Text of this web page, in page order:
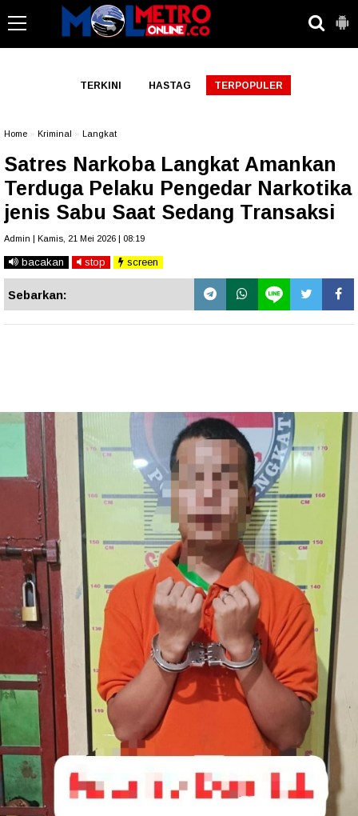
TERKINI HASTAG TERPOPULER
Home Kriminal Langkat
Satres Narkoba Langkat Amankan
Terduga Pelaku Pengedar Narkotika
jenis Sabu Saat Sedang Transaksi
Admin | Kamis, 21 Mei 2026 | 08:19
bacakan stop screen
Sebarkan: